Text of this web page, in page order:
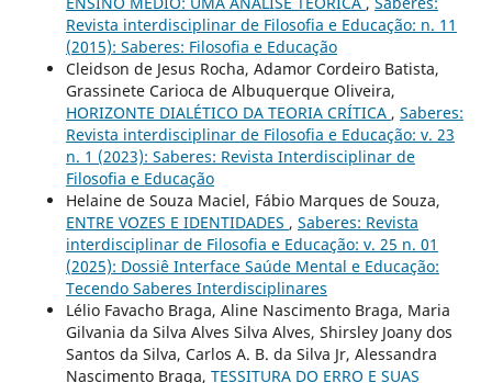
Revista interdisciplinar de Filosofia e Educação: n. 11
(2015): Saberes: Filosofia e Educação
Cleidson de Jesus Rocha, Adamor Cordeiro Batista,
Grassinete Carioca de Albuquerque Oliveira,
HORIZONTE DIALÉTICO DA TEORIA CRÍTICA , Saberes:
Revista interdisciplinar de Filosofia e Educação: v. 23
n. 1 (2023): Saberes: Revista Interdisciplinar de
Filosofia e Educação
Helaine de Souza Maciel, Fábio Marques de Souza,
ENTRE VOZES E IDENTIDADES , Saberes: Revista
interdisciplinar de Filosofia e Educação: v. 25 n. 01
(2025): Dossiê Interface Saúde Mental e Educação:
Tecendo Saberes Interdisciplinares
Lélio Favacho Braga, Aline Nascimento Braga, Maria
Gilvania da Silva Alves Silva Alves, Shirsley Joany dos
Santos da Silva, Carlos A. B. da Silva Jr, Alessandra
Nascimento Braga, TESSITURA DO ERRO E SUAS